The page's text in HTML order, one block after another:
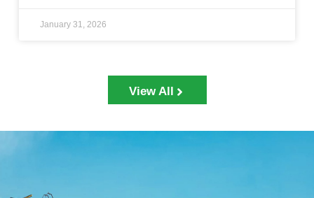
January 31, 2026
View All